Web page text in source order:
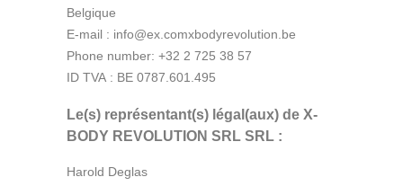
Belgique
E-mail : info@ex.comxbodyrevolution.be
Phone number: +32 2 725 38 57
ID TVA : BE 0787.601.495
Le(s) représentant(s) légal(aux) de X-
BODY REVOLUTION SRL SRL :
Harold Deglas